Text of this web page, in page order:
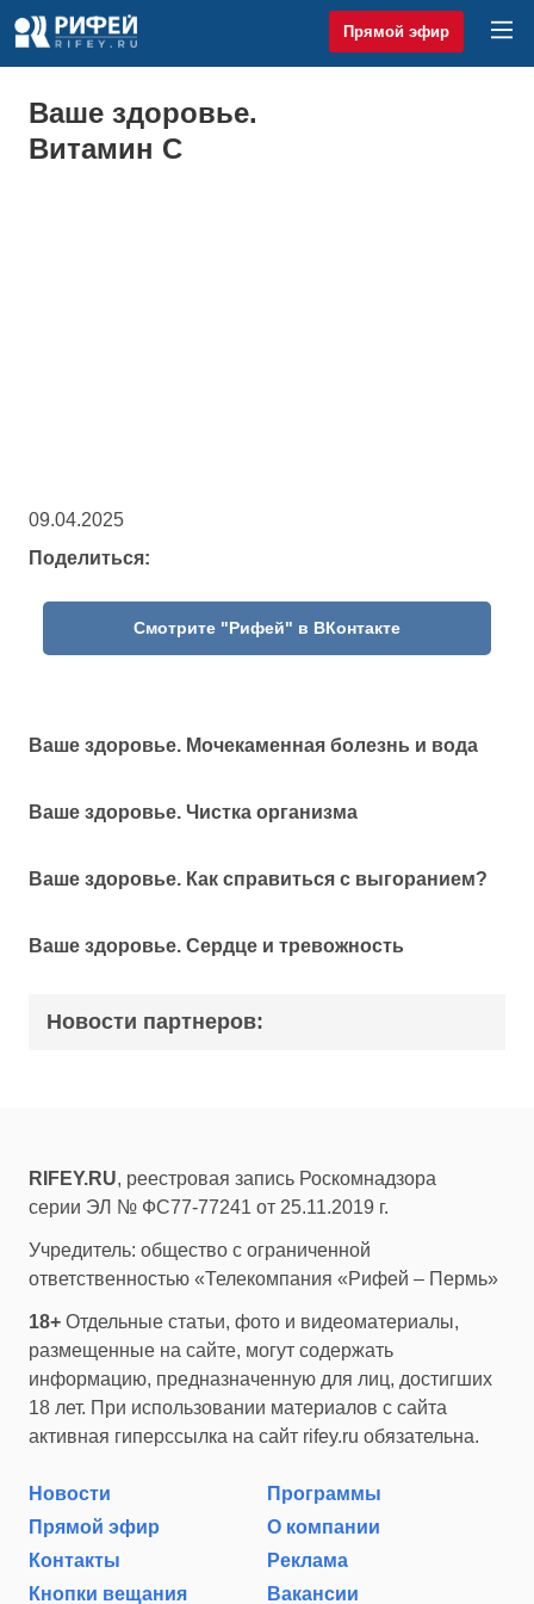
Прямой эфир
Ваше здоровье.
Витамин С
09.04.2025
Поделиться:
Смотрите "Рифей" в ВКонтакте
Ваше здоровье. Мочекаменная болезнь и вода
Ваше здоровье. Чистка организма
Ваше здоровье. Как справиться с выгоранием?
Ваше здоровье. Сердце и тревожность
Новости партнеров:
RIFEY.RU, реестровая запись Роскомнадзора
серии ЭЛ № ФС77-77241 от 25.11.2019 г.
Учредитель: общество с ограниченной
ответственностью «Телекомпания «Рифей – Пермь»
18+ Отдельные статьи, фото и видеоматериалы,
размещенные на сайте, могут содержать
информацию, предназначенную для лиц, достигших
18 лет. При использовании материалов с сайта
активная гиперссылка на сайт rifey.ru обязательна.
Новости
Программы
Прямой эфир
О компании
Контакты
Реклама
Кнопки вещания
Вакансии